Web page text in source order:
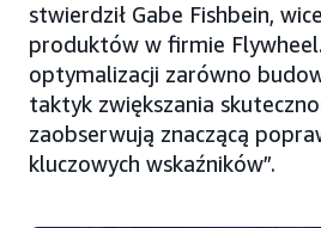
stwierdził Gabe Fishbein,
produktów w firmie
optymalizacji zarówno
taktyk zwiększania
zaobserwują znaczącą
kluczowych wskaźników”.